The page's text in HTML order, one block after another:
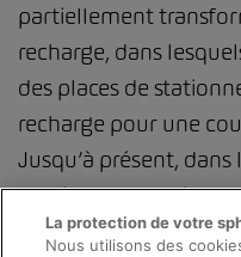
partiellement
recharge, dans
des places de
recharge pour une
Jusqu’à présent,
parkings Utoquai,
également été
La protection de votre
Nous utilisons des